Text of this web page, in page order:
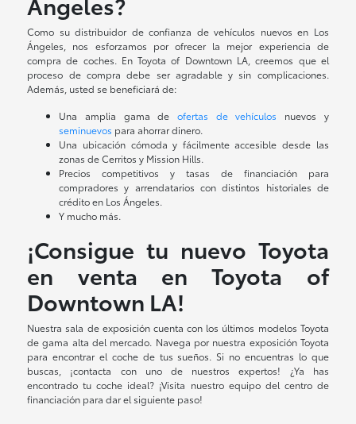
Como su distribuidor de confianza de vehículos nuevos en Los
Ángeles, nos esforzamos por ofrecer la mejor experiencia de
compra de coches. En Toyota of Downtown LA, creemos que el
proceso de compra debe ser agradable y sin complicaciones.
Además, usted se beneficiará de:
Una amplia gama de ofertas de vehículos nuevos y
seminuevos para ahorrar dinero.
Una ubicación cómoda y fácilmente accesible desde las
zonas de Cerritos y Mission Hills.
Precios competitivos y tasas de financiación para
compradores y arrendatarios con distintos historiales de
crédito en Los Ángeles.
Y mucho más.
¡Consigue tu nuevo Toyota
en venta en Toyota of
Downtown LA!
Nuestra sala de exposición cuenta con los últimos modelos Toyota
de gama alta del mercado. Navega por nuestra exposición Toyota
para encontrar el coche de tus sueños. Si no encuentras lo que
buscas, ¡contacta con uno de nuestros expertos! ¿Ya has
encontrado tu coche ideal? ¡Visita nuestro equipo del centro de
financiación para dar el siguiente paso!